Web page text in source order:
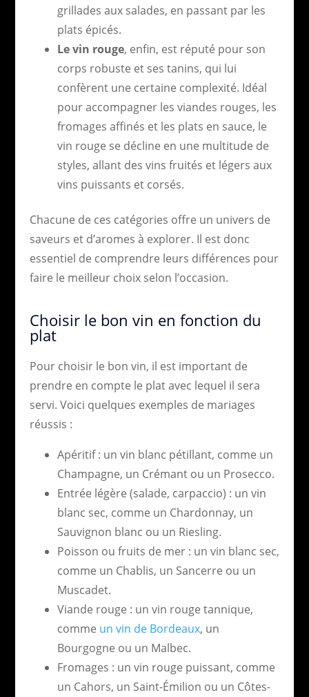
grillades aux salades, en passant par les
plats épicés.
Le vin rouge, enfin, est réputé pour son
corps robuste et ses tanins, qui lui
confèrent une certaine complexité. Idéal
pour accompagner les viandes rouges, les
fromages affinés et les plats en sauce, le
vin rouge se décline en une multitude de
styles, allant des vins fruités et légers aux
vins puissants et corsés.
Chacune de ces catégories offre un univers de
saveurs et d’aromes à explorer. Il est donc
essentiel de comprendre leurs différences pour
faire le meilleur choix selon l’occasion.
Choisir le bon vin en fonction du
plat
Pour choisir le bon vin, il est important de
prendre en compte le plat avec lequel il sera
servi. Voici quelques exemples de mariages
réussis :
Apéritif : un vin blanc pétillant, comme un
Champagne, un Crémant ou un Prosecco.
Entrée légère (salade, carpaccio) : un vin
blanc sec, comme un Chardonnay, un
Sauvignon blanc ou un Riesling.
Poisson ou fruits de mer : un vin blanc sec,
comme un Chablis, un Sancerre ou un
Muscadet.
Viande rouge : un vin rouge tannique,
comme un vin de Bordeaux, un
Bourgogne ou un Malbec.
Fromages : un vin rouge puissant, comme
un Cahors, un Saint-Émilion ou un Côtes-